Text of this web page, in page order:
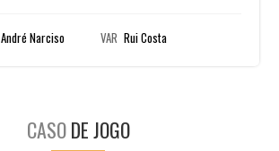
André Narciso VAR Rui Costa
CASODE JOGO